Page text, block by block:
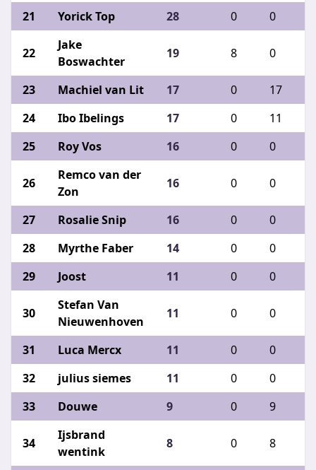
Yorick Top 28 0 0
Jake
Boswachter
19 8 0
Machiel van Lit 17 0 17
Ibo Ibelings
17 0 11
Roy Vos
16 0 0
Remco van der
Zon
16 0 0
Rosalie Snip 16 0 0
Myrthe Faber
14 0 0
Joost
11 0 0
Stefan Van
Nieuwenhoven
11 0 0
Luca Mercx 11 0 0
julius siemes
11 0 0
Douwe
9 0 9
Ijsbrand
wentink
8 0 8